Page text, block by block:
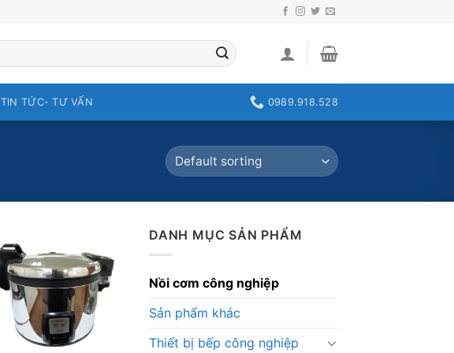
TIN TỨC- TƯ VẤN 0989.918.528
DANH MỤC SẢN PHẨM
Nồi cơm công nghiệp
Sản phẩm khác
Thiết bị bếp công nghiệp